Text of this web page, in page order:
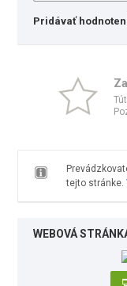
Pridávať
tejto stránke.
WEBOVÁ